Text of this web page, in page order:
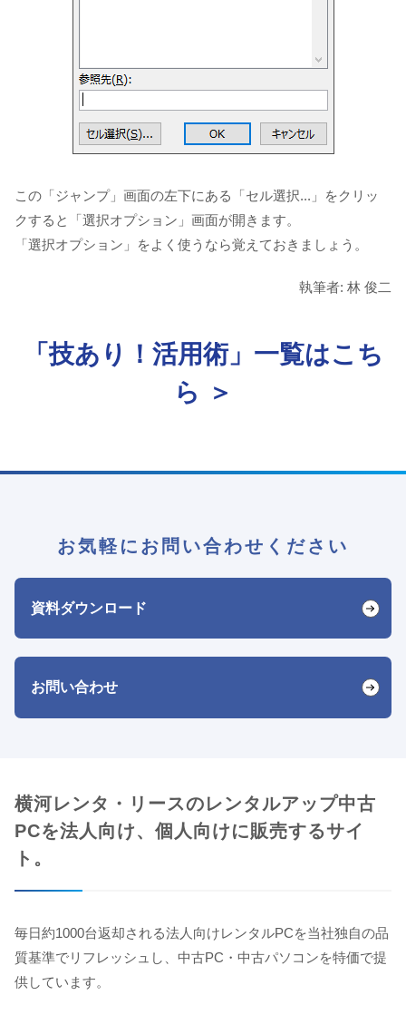
この「ジャンプ」画面の左下にある「セル選択...」をクリッ
クすると「選択オプション」画面が開きます。
「選択オプション」をよく使うなら覚えておきましょう。
執筆者: 林 俊二
「技あり！活用術」一覧はこち
ら ＞
お気軽にお問い合わせください
資料ダウンロード
お問い合わせ
横河レンタ・リースのレンタルアップ中古
PCを法人向け、個人向けに販売するサイ
ト。
毎日約1000台返却される法人向けレンタルPCを当社独自の品
質基準でリフレッシュし、中古PC・中古パソコンを特価で提
供しています。